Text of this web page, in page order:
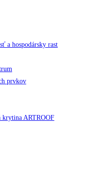
a hospodársky rast
prvkov
krytina ARTROOF